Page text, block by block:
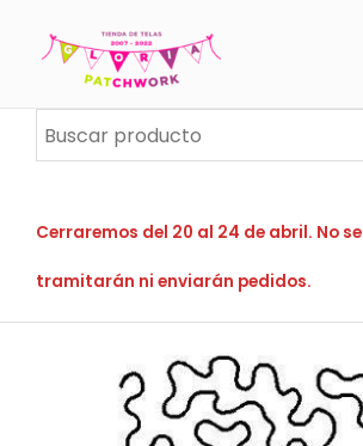
Cerraremos del 20 al 24 de abril. No se
tramitarán ni enviarán pedidos.